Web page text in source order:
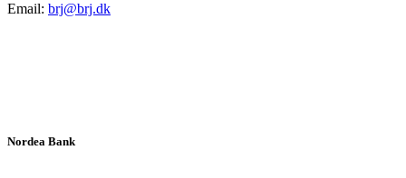
Email: brj@brj.dk
Nordea Bank